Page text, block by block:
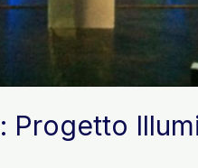
Progetto